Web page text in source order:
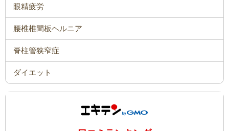
眼精疲労
腰椎椎間板ヘルニア
脊柱管狭窄症
ダイエット